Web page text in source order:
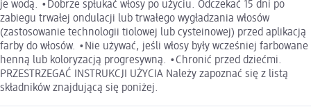
je wodą. •Dobrze spłukać włosy po użyciu. Odczekać 15 dni po
zabiegu trwałej ondulacji lub trwałego wygładzania włosów
(zastosowanie technologii tiolowej lub cysteinowej) przed aplikacją
farby do włosów. •Nie używać, jeśli włosy były wcześniej farbowane
henną lub koloryzacją progresywną. •Chronić przed dziećmi.
PRZESTRZEGAĆ INSTRUKCJI UŻYCIA Należy zapoznać się z listą
składników znajdującą się poniżej.